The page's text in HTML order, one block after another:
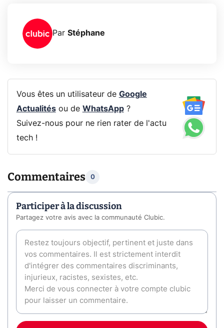
Par Stéphane
Vous êtes un utilisateur de Google
Actualitésou de WhatsApp?
Suivez-nous pour ne rien rater de l'actu
tech !
Commentaires 0
Participer à la discussion
Partagez votre avis avec la communauté Clubic.